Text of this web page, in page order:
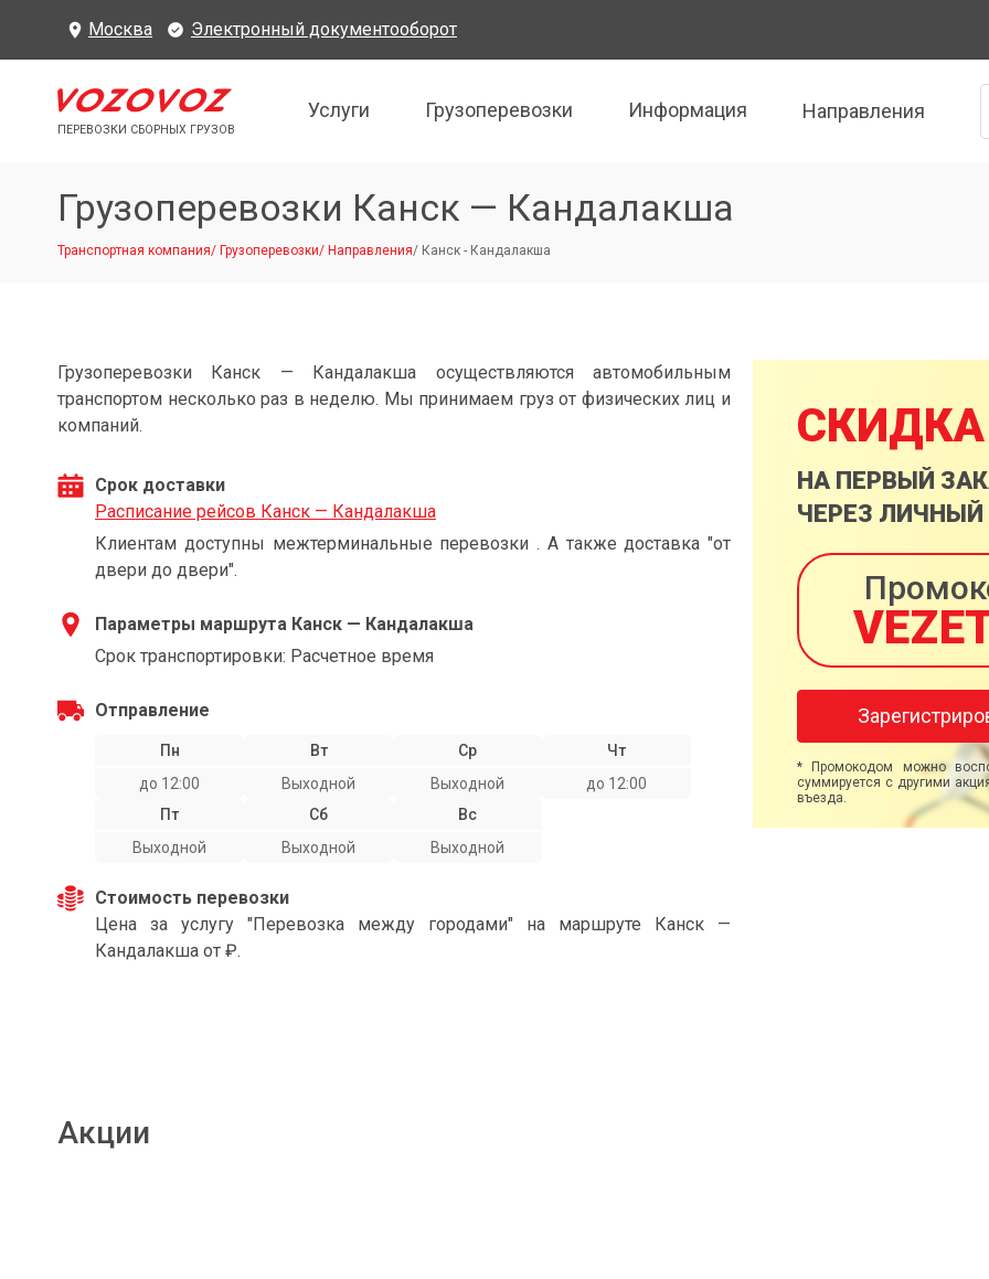
Москва Электронный документооборот
ПЕРЕВОЗКИ СБОРНЫХ ГРУЗОВ
Услуги Грузоперевозки Информация Направления
Грузоперевозки Канск — Кандалакша
Транспортная компания/ Грузоперевозки/ Направления/ Канск - Кандалакша
Грузоперевозки Канск — Кандалакша осуществляются автомобильным
транспортом несколько раз в неделю. Мы принимаем груз от физических лиц и
компаний.
Срок доставки
Расписание рейсов Канск — Кандалакша
Клиентам доступны межтерминальные перевозки . А также доставка "от
двери до двери".
Параметры маршрута Канск — Кандалакша
Срок транспортировки: Расчетное время
Отправление
Пн
до 12:00
Вт
Выходной
Ср
Выходной
Чт
до 12:00
Пт
Выходной
Сб
Выходной
Вс
Выходной
Стоимость перевозки
Цена за услугу "Перевозка между городами" на маршруте Канск —
Кандалакша от ₽.
СКИДКА
НА ПЕРВЫЙ
ЧЕРЕЗ ЛИЧНЫЙ
* Промокодом можно
суммируется с другими
въезда.
Акции